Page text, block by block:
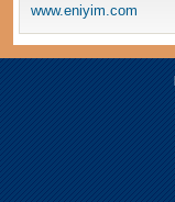
www.eniyim.com